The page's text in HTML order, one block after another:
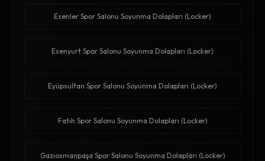
Esenler Spor Salonu Soyunma Dolapları (Locker)
Esenyurt Spor Salonu Soyunma Dolapları (Locker)
Eyüpsultan Spor Salonu Soyunma Dolapları (Locker)
Fatih Spor Salonu Soyunma Dolapları (Locker)
Gaziosmanpaşa Spor Salonu Soyunma Dolapları (Locker)